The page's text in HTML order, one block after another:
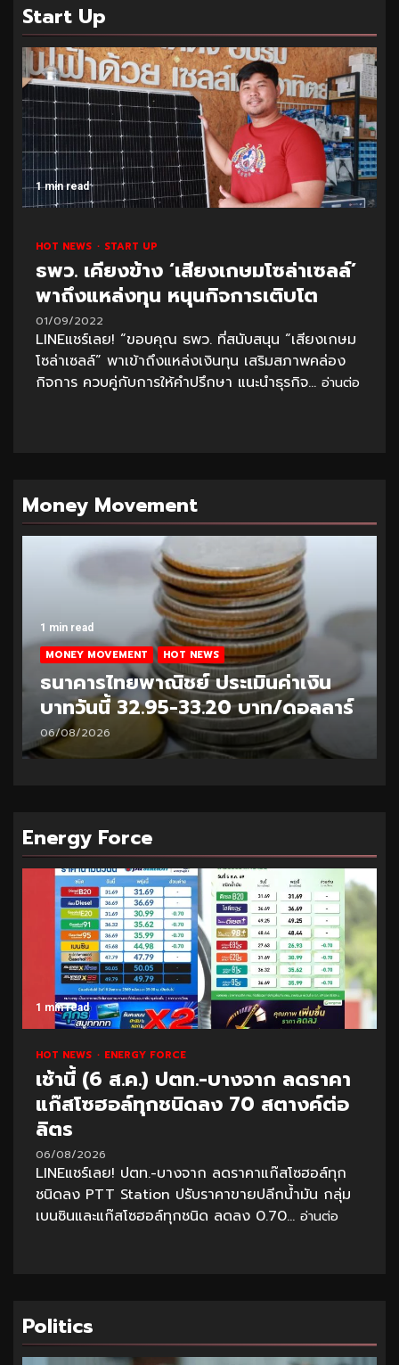
Start Up
1 min read
HOT NEWS START UP
ธพว. เคียงข้าง ‘เสียงเกษมโซล่าเซลล์’
พาถึงแหล่งทุน หนุนกิจการเติบโต
01/09/2022
LINEแชร์เลย! “ขอบคุณ ธพว. ที่สนับสนุน “เสียงเกษม
โซล่าเซลล์” พาเข้าถึงแหล่งเงินทุน เสริมสภาพคล่อง
กิจการ ควบคู่กับการให้คำปรึกษา แนะนำธุรกิจ... อ่านต่อ
Money Movement
1 min read
MONEY MOVEMENT HOT NEWS
ธนาคารไทยพาณิชย์ ประเมินค่าเงิน
บาทวันนี้ 32.95-33.20 บาท/ดอลลาร์
06/08/2026
Energy Force
1 min read
HOT NEWS ENERGY FORCE
เช้านี้ (6 ส.ค.) ปตท.-บางจาก ลดราคา
แก๊สโซฮอล์ทุกชนิดลง 70 สตางค์ต่อ
ลิตร
06/08/2026
LINEแชร์เลย! ปตท.-บางจาก ลดราคาแก๊สโซฮอล์ทุก
ชนิดลง PTT Station ปรับราคาขายปลีกน้ำมัน กลุ่ม
เบนซินและแก๊สโซฮอล์ทุกชนิด ลดลง 0.70... อ่านต่อ
Politics